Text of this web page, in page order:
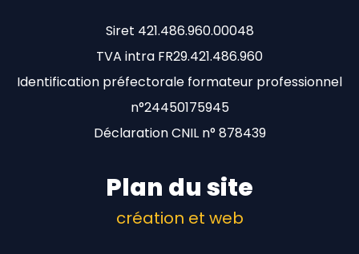
Siret 421.486.960.00048
TVA intra FR29.421.486.960
Identification préfectorale formateur professionnel
n°24450175945
Déclaration CNIL n° 878439
Plan du site
création et web